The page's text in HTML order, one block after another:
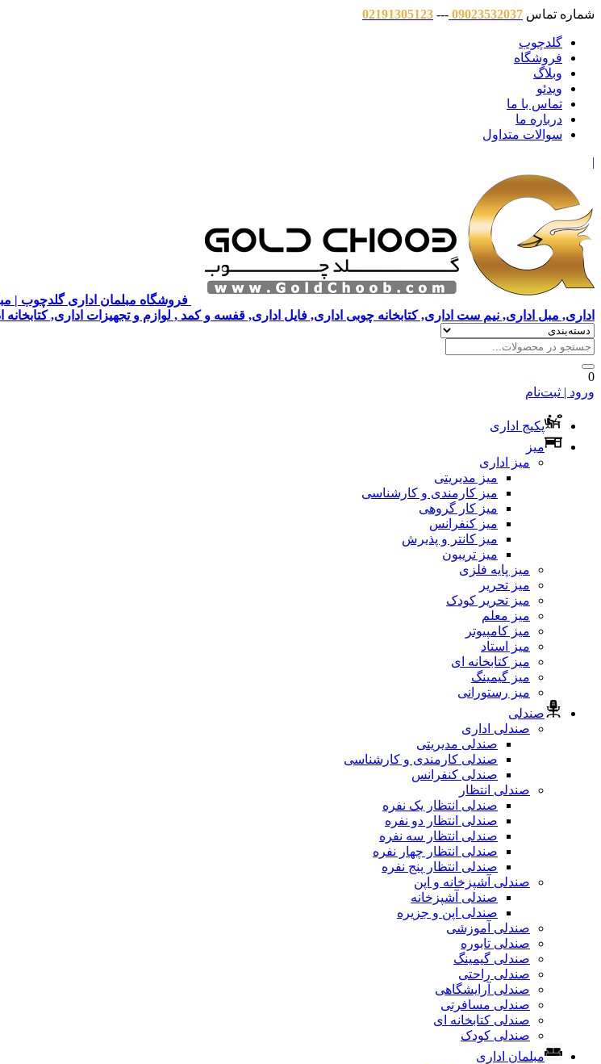
شماره تماس 09023532037
---
02191305123
گلدچوب
فروشگاه
وبلاگ
ویدئو
تماس با ما
درباره ما
سوالات متداول
|
فروشگاه مبلمان اداری گلدچوب |
اداری, مبل اداری, نیم ست اداری, کتابخانه چوبی اداری, فایل اداری, قفسه و کمد , لوازم و تجهیزات اداری,
0
ورود | ثبت‌نام
پکیج اداری
میز
میز اداری
میز مدیریتی
میز کارمندی و کارشناسی
میز کار گروهی
میز کنفرانس
میز کانتر و پذیرش
میز تریبون
میز پایه فلزی
میز تحریر
میز تحریر کودک
میز معلم
میز کامپیوتر
میز استاد
میز کتابخانه ای
میز گیمینگ
میز رستورانی
صندلی
صندلی اداری
صندلی مدیریتی
صندلی کارمندی و کارشناسی
صندلی کنفرانس
صندلی انتظار
صندلی انتظار یک نفره
صندلی انتظار دو نفره
صندلی انتظار سه نفره
صندلی انتظار چهار نفره
صندلی انتظار پنج نفره
صندلی آشپزخانه و اپن
صندلی آشپزخانه
صندلی اپن و جزیره
صندلی آموزشی
صندلی تابوره
صندلی گیمینگ
صندلی راحتی
صندلی آرایشگاهی
صندلی مسافرتی
صندلی کتابخانه ای
صندلی کودک
مبلمان اداری